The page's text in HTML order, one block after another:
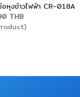
หุงข้าวไฟฟ้า CR-018A
THB